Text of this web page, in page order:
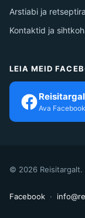
Arstiabi ja
Kontaktid ja
LEIA MEID
Ava
© 2026 Reisitargalt.
Facebook ·